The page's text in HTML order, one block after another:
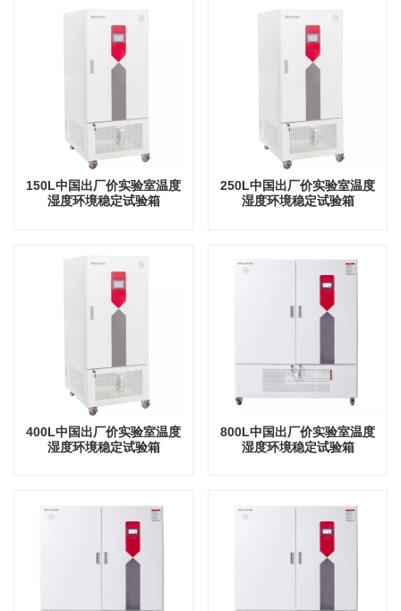
150L中国出厂价实验室温度
湿度环境稳定试验箱
250L中国出厂价实验室温度
湿度环境稳定试验箱
400L中国出厂价实验室温度
湿度环境稳定试验箱
800L中国出厂价实验室温度
湿度环境稳定试验箱